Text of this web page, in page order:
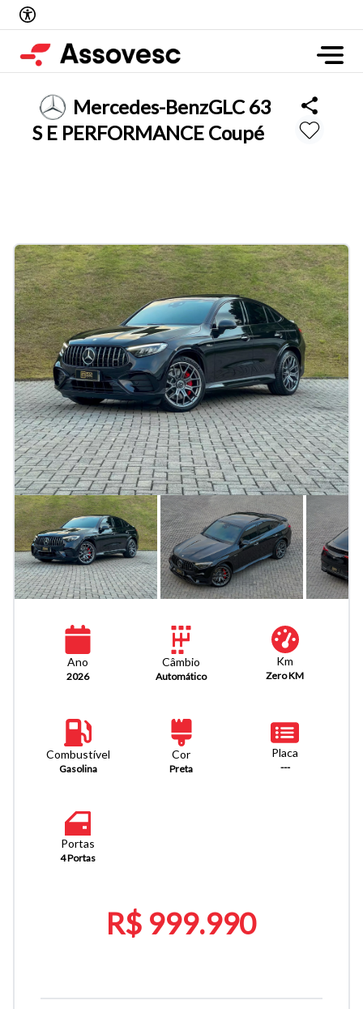
Mercedes-BenzGLC 63
S E PERFORMANCE Coupé
Ano
2026
Câmbio
Automático
Km
Zero KM
Combustível
Gasolina
Cor
Preta
Placa
---
Portas
4 Portas
R$ 999.990